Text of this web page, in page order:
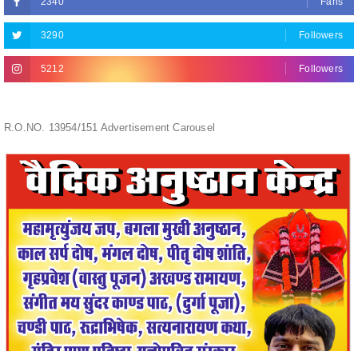
5212 Followers
R.O.NO. 13954/151 Advertisement Carousel